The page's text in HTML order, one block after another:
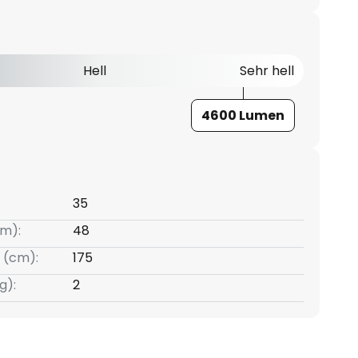
Hell Sehr hell
4600 Lumen
35
48
(cm):
175
2